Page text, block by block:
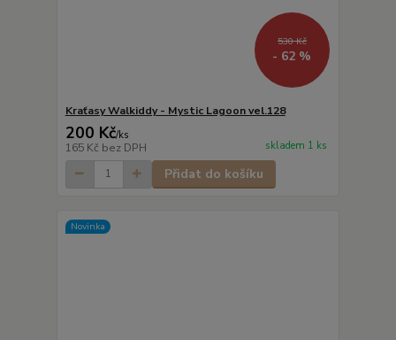
530 Kč
- 62 %
Kraťasy Walkiddy - Mystic Lagoon vel.128
200 Kč/ks
165 Kč bez DPH skladem 1 ks
Přidat do košíku
Novinka